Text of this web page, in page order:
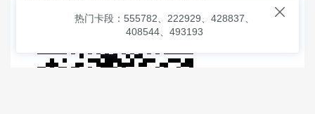

热门卡段：555782、222929、428837、
408544、493193